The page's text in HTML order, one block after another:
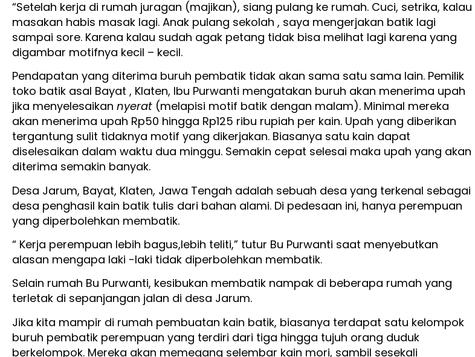
“Setelah kerja di rumah juragan (majikan), siang pulang ke rumah. Cuci, setrika, kalau
masakan habis masak lagi. Anak pulang sekolah , saya mengerjakan batik lagi
sampai sore. Karena kalau sudah agak petang tidak bisa melihat lagi karena yang
digambar motifnya kecil – kecil.
Pendapatan yang diterima buruh pembatik tidak akan sama satu sama lain. Pemilik
toko batik asal Bayat , Klaten, Ibu Purwanti mengatakan buruh akan menerima upah
jika menyelesaikan nyerat (melapisi motif batik dengan malam). Minimal mereka
akan menerima upah Rp50 hingga Rp125 ribu rupiah per kain. Upah yang diberikan
tergantung sulit tidaknya motif yang dikerjakan. Biasanya satu kain dapat
diselesaikan dalam waktu dua minggu. Semakin cepat selesai maka upah yang akan
diterima semakin banyak.
Desa Jarum, Bayat, Klaten, Jawa Tengah adalah sebuah desa yang terkenal sebagai
desa penghasil kain batik tulis dari bahan alami. Di pedesaan ini, hanya perempuan
yang diperbolehkan membatik.
“ Kerja perempuan lebih bagus,lebih teliti,” tutur Bu Purwanti saat menyebutkan
alasan mengapa laki -laki tidak diperbolehkan membatik.
Selain rumah Bu Purwanti, kesibukan membatik nampak di beberapa rumah yang
terletak di sepanjangan jalan di desa Jarum.
Jika kita mampir di rumah pembuatan kain batik, biasanya terdapat satu kelompok
buruh pembatik perempuan yang terdiri dari tiga hingga tujuh orang duduk
berkelompok. Mereka akan memegang selembar kain mori, sambil sesekali